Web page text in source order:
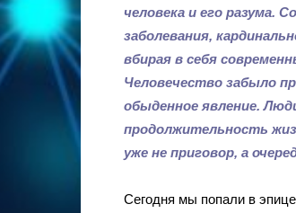
человека и его разума.
заболевания,
вбирая в себя
Человечество забыло
обыденное явление.
продолжительность
уже не приговор, а
Сегодня мы попали в